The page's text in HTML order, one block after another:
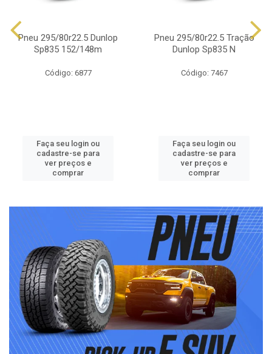
Pneu 295/80r22.5 Dunlop
Sp835 152/148m
Código: 6877
Faça seu login ou
cadastre-se para
ver preços e
comprar
Pneu 295/80r22.5 Tração
Dunlop Sp835 N
Código: 7467
Faça seu login ou
cadastre-se para
ver preços e
comprar